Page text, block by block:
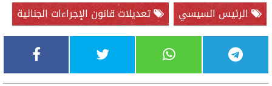
الرئيس السيسي
تعديلات قانون الإجراءات الجنائية